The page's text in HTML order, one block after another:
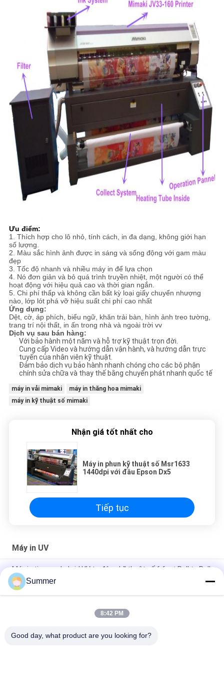
Ưu điểm:
1. Thích hợp cho lô nhỏ, tính cách, in đa dạng, không giới hạn
số lượng.
2. Màu sắc hình ảnh được in sáng và sống động với gam màu
đẹp
3. Tốc độ nhanh và nhiều máy in để lựa chọn
4. Nó đơn giản và bỏ quá trình truyền nhiệt, một người có thể
hoạt động với hiệu quả cao và thời gian ngắn.
5. Chi phí thấp và không cần bất kỳ loại giấy chuyển nhượng
nào, lớp lót phá vỡ hiệu suất chi phí cao nhất
Ứng dụng:
Dệt, cờ, áp phích, biểu ngữ, khăn trải bàn, hình ảnh treo tường,
trang trí nội thất, in ấn trong nhà và ngoài trời vv
Dịch vụ sau bán hàng:
Với bảo hành một năm và hỗ trợ kỹ thuật trọn đời.
Cung cấp Video và hướng dẫn vận hành, và hướng dẫn trực
tuyến của nhân viên kỹ thuật.
Đảm bảo dịch vụ bảo hành nhanh chóng cho các bộ phận
chính sửa chữa và thay thế bằng chuyển phát nhanh quốc tế
máy in vải mimaki
máy in thăng hoa mimaki
máy in kỹ thuật số mimaki
Nhận giá tốt nhất cho
Máy in phun kỹ thuật số Msr1633
1440dpi với đầu Epson Dx5
Tiếp tục
Máy in UV
Máy in tia mực hybrid UV tự động kỹ thuật số 6 feet Roll to Roll
và Flatbed
Máy in UV lai phẳng dạng cuộn cho quảng cáo áp phích, trang
Summer
8:42 PM
Good day, what product are you looking for?